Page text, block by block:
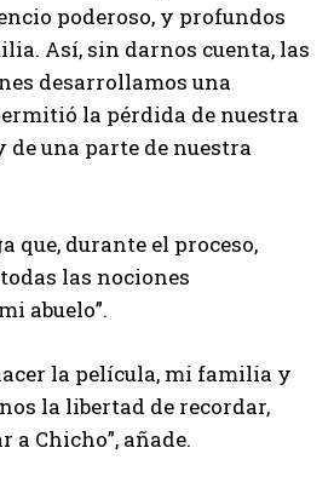
poderoso, y profundos
Así, sin darnos cuenta, las
desarrollamos una
la pérdida de nuestra
una parte de nuestra
que, durante el proceso,
las nociones
abuelo”.
la película, mi familia y
la libertad de recordar,
Chicho”, añade.